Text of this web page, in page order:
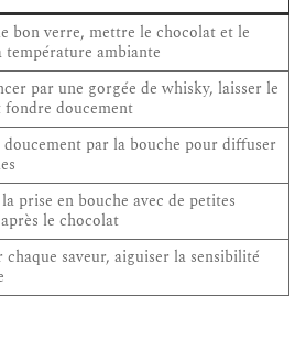
bon verre, mettre le chocolat et le
température ambiante
par une gorgée de whisky, laisser le
fondre doucement
doucement par la bouche pour diffuser
prise en bouche avec de petites
le chocolat
chaque saveur, aiguiser la sensibilité